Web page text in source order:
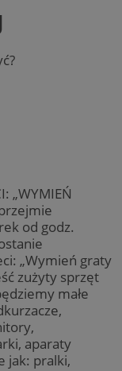
„WYMIEŃ
od godz.
„Wymień graty
zużyty sprzęt
małe
aparaty
jak: pralki,